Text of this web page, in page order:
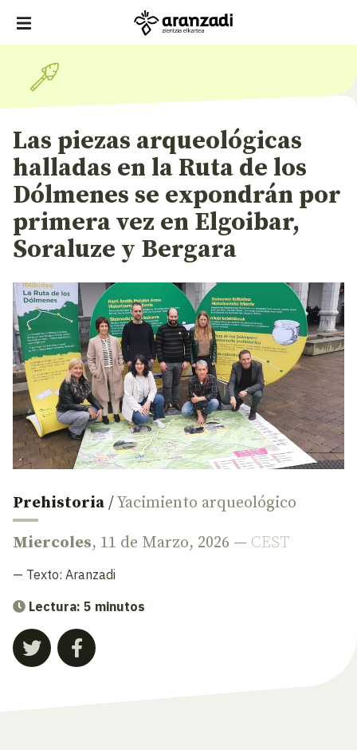
Las piezas arqueológicas
halladas en la Ruta de los
Dólmenes se expondrán por
primera vez en Elgoibar,
Soraluze y Bergara
Prehistoria /Yacimiento arqueológico
Miercoles, 11 de Marzo, 2026 — CEST
— Texto: Aranzadi
Lectura: 5 minutos